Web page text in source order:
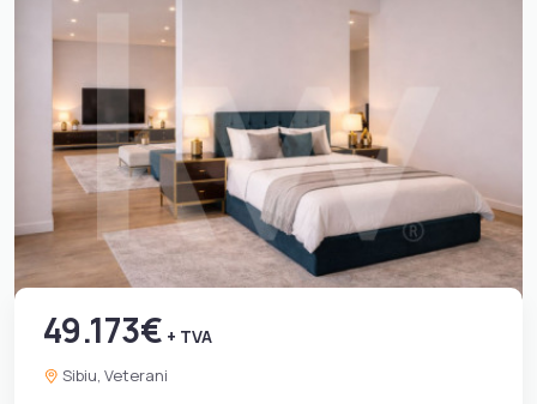
49.173€ + TVA
Sibiu, Veterani